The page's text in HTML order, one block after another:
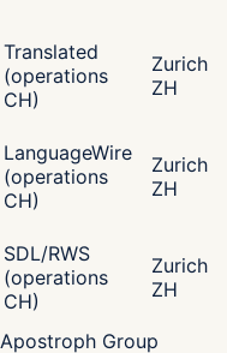
Translated
(operations
CH)
Zurich
ZH
LanguageWire
(operations
CH)
Zurich
ZH
SDL/RWS
(operations
CH)
Zurich
ZH
Apostroph Group